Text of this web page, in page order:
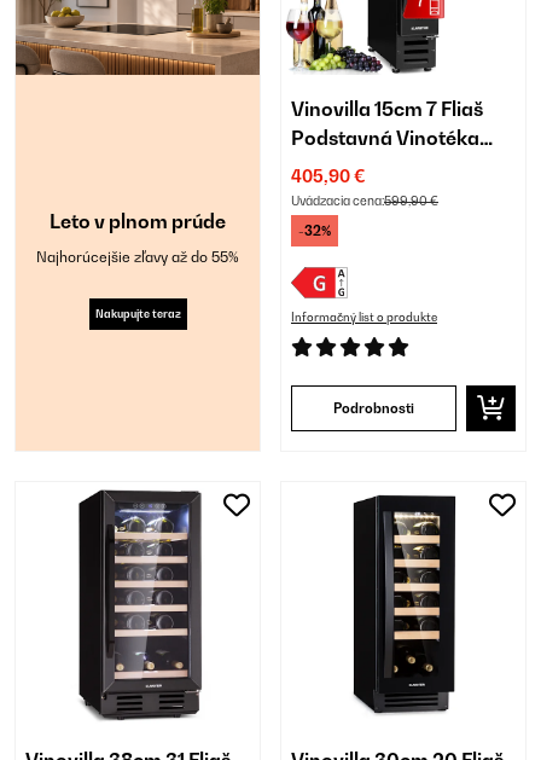
Leto v plnom prúde
Najhorúcejšie zľavy až do 55%
Nakupujte teraz
Vinovilla 15cm 7 Fliaš
Podstavná Vinotéka
Jednozónová Čierna
405,90 €
Uvádzacia cena:599,90 €
-32%
Informačný list o produkte
Podrobnosti